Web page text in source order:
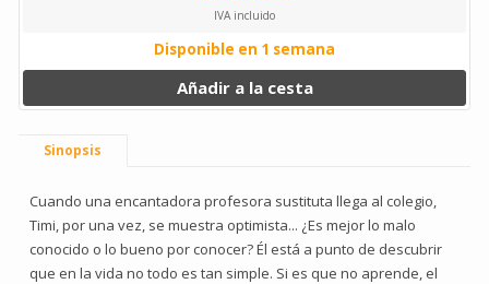
IVA incluido
Disponible en 1 semana
Añadir a la cesta
Sinopsis
Cuando una encantadora profesora sustituta llega al colegio,
Timi, por una vez, se muestra optimista... ¿Es mejor lo malo
conocido o lo bueno por conocer? Él está a punto de descubrir
que en la vida no todo es tan simple. Si es que no aprende, el